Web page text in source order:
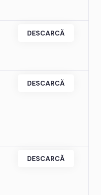
DESCARCĂ
DESCARCĂ
DESCARCĂ